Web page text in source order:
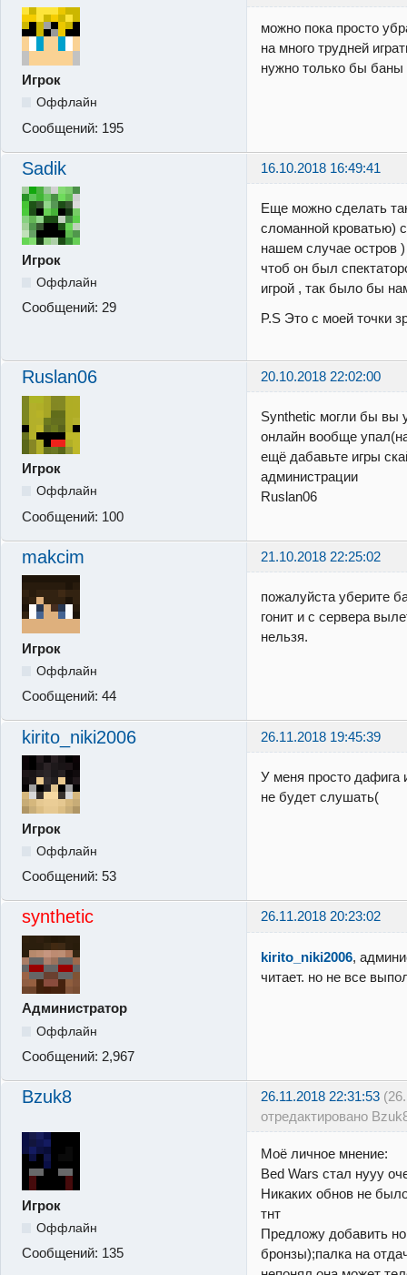
Игрок
Оффлайн
Сообщений: 195
можно пока просто
на много трудней
нужно только бы баны
Sadik 16.10.2018 16:49:41
Игрок
Оффлайн
Сообщений: 29
Еще можно сделать
сломанной кроватью)
нашем случае остров
чтоб он был
игрой , так было бы
P.S Это с моей точки
Ruslan06 20.10.2018 22:02:00
Игрок
Оффлайн
Сообщений: 100
Synthetic могли бы вы
онлайн вообще
ещё дабавьте игры
администрации
Ruslan06
makcim 21.10.2018 22:25:02
Игрок
Оффлайн
Сообщений: 44
пожалуйста уберите
гонит и с сервера
нельзя.
kirito_niki2006 26.11.2018 19:45:39
Игрок
Оффлайн
Сообщений: 53
У меня просто дафига
не будет слушать(
synthetic 26.11.2018 20:23:02
Администратор
Оффлайн
Сообщений: 2,967
kirito_niki2006,
читает. но не все
Bzuk8 26.11.2018 22:31:53
отредактировано
Игрок
Оффлайн
Сообщений: 135
Моё личное мнение:
Bed Wars стал нууу
Никаких обнов не
тнт
Предложу добавить
бронзы);палка на